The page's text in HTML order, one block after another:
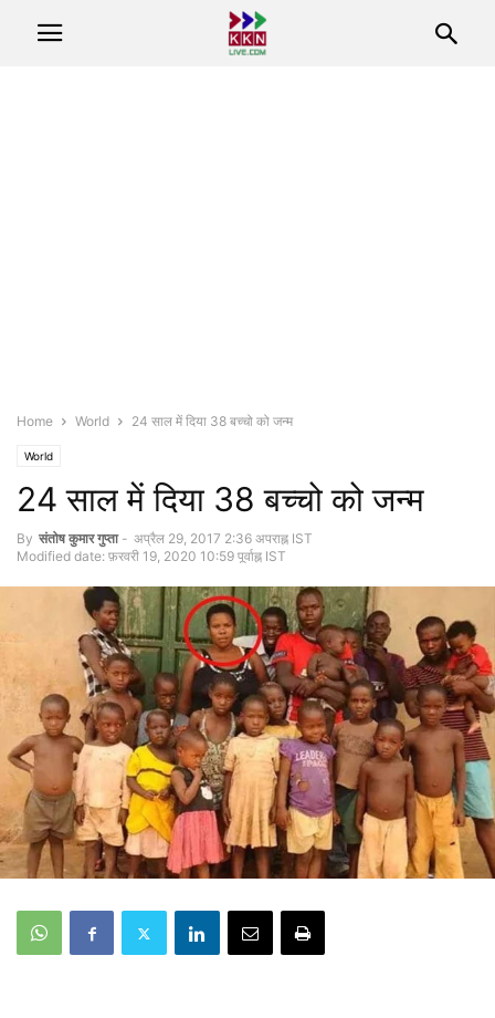
Home World 24 साल में दिया 38 बच्चो को जन्म
World
24 साल में दिया 38 बच्चो को जन्म
By संतोष कुमार गुप्‍ता - अप्रैल 29, 2017 2:36 अपराह्न IST
Modified date: फ़रवरी 19, 2020 10:59 पूर्वाह्न IST